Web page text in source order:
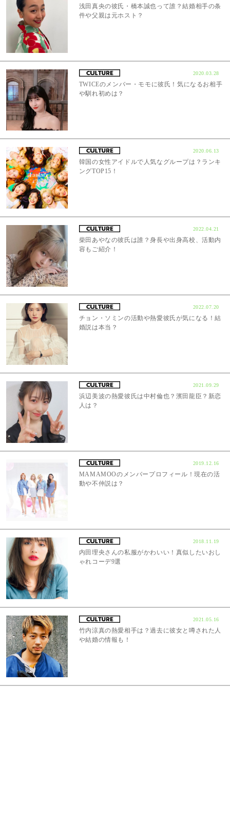
浅田真央の彼氏・橋本誠也って誰？結婚相手の条
件や父親は元ホスト？
2020.03.28
TWICEのメンバー・モモに彼氏！気になるお相手
や馴れ初めは？
2020.06.13
韓国の女性アイドルで人気なグループは？ランキ
ングTOP15！
2022.04.21
柴田あやなの彼氏は誰？身長や出身高校、活動内
容もご紹介！
2022.07.20
チョン・ソミンの活動や熱愛彼氏が気になる！結
婚説は本当？
2021.09.29
浜辺美波の熱愛彼氏は中村倫也？濱田龍臣？新恋
人は？
2019.12.16
MAMAMOOのメンバープロフィール！現在の活
動や不仲説は？
2018.11.19
内田理央さんの私服がかわいい！真似したいおし
ゃれコーデ9選
2021.05.16
竹内涼真の熱愛相手は？過去に彼女と噂された人
や結婚の情報も！